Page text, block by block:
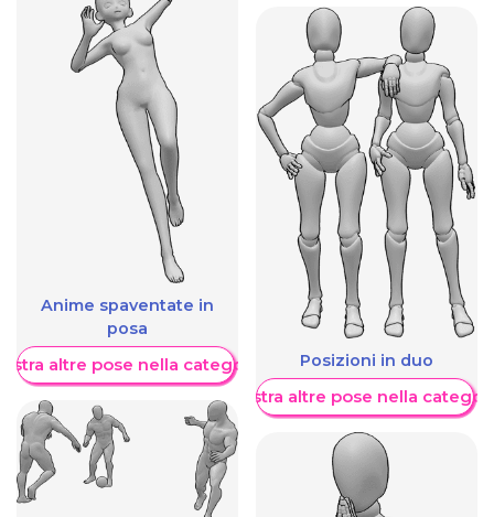
Anime spaventate in
posa
altre pose nella categoria Posizioni in duo
Mostra altre pose nella